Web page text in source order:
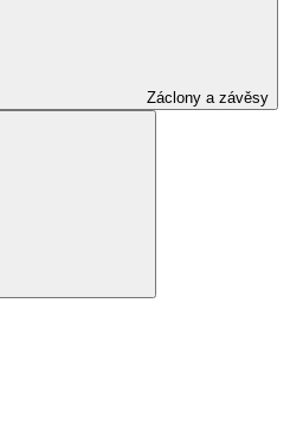
Záclony a závěsy